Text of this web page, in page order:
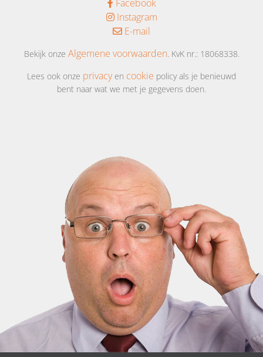
Facebook
Instagram
E-mail
Bekijk onze Algemene voorwaarden. KvK nr.: 18068338.
Lees ook onze privacyen cookie policy als je benieuwd
bent naar wat we met je gegevens doen.